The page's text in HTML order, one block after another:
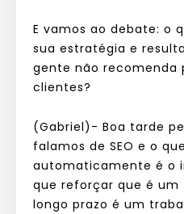
E vamos ao debate: o
sua estratégia e
gente não recomenda
clientes?
(Gabriel)- Boa tarde
falamos de SEO e o
automaticamente é o
que reforçar que é um
longo prazo é um